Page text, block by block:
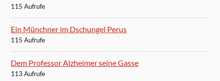
115 Aufrufe
Ein Münchner im Dschungel Perus
115 Aufrufe
Dem Professor Alzheimer seine Gasse
113 Aufrufe